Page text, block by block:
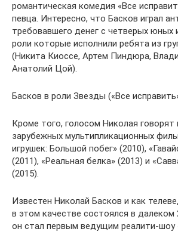
романтическая комедия «Все
певца. Интересно, что Басков играл
требовавшего денег с четверых юных
роли которые исполнили ребята из
(Никита Киоссе, Артем Пиндюра,
Анатолий Цой).
Басков в роли Звезды («Все
Кроме того, голосом Николая говорят
зарубежных мультипликационных
игрушек: Большой побег» (2010),
(2011), «Реальная белка» (2013) и
(2015).
Известен Николай Басков и как
в этом качестве состоялся в далеком
он стал первым ведущим реалити-